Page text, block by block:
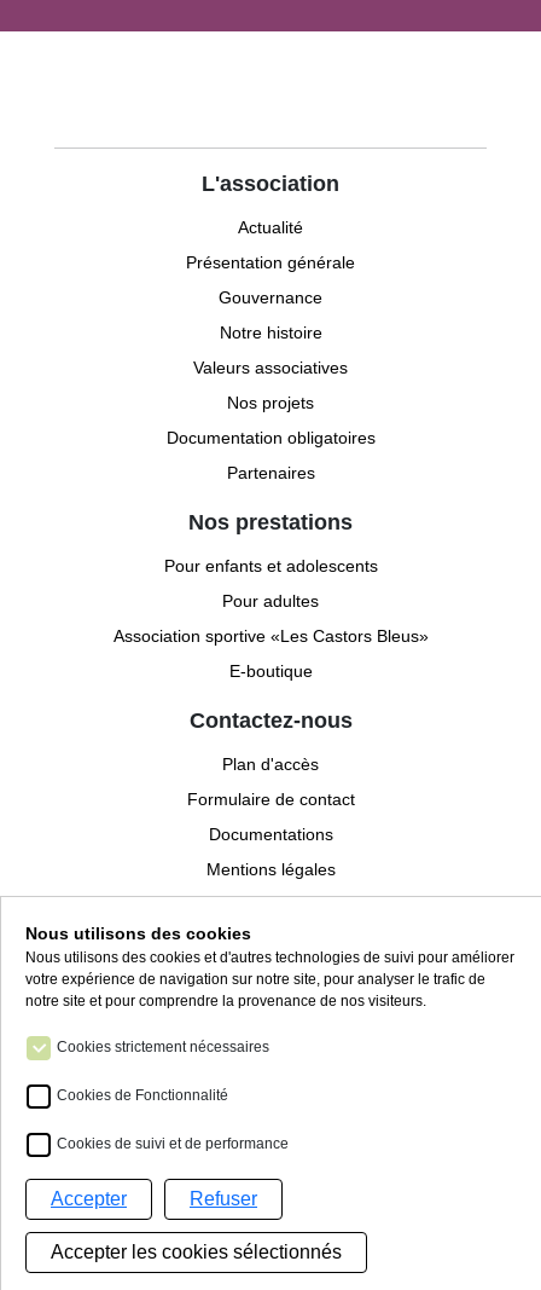
23 chemin de l'Argente Ligne
52100 Saint-Dizier
L'association
Actualité
Présentation générale
Gouvernance
Notre histoire
Valeurs associatives
Nos projets
Documentation obligatoires
Partenaires
Nos prestations
Pour enfants et adolescents
Pour adultes
Association sportive «Les Castors Bleus»
E-boutique
Contactez-nous
Plan d'accès
Formulaire de contact
Documentations
Mentions légales
Rejoignez-nous
Politique de confidentialité
Informations relatives aux cookies
Conditions générales de vente
Nous utilisons des cookies
Nous utilisons des cookies et d'autres technologies de suivi pour améliorer
votre expérience de navigation sur notre site, pour analyser le trafic de
notre site et pour comprendre la provenance de nos visiteurs.
Cookies strictement nécessaires
Cookies de Fonctionnalité
Cookies de suivi et de performance
Accepter Refuser